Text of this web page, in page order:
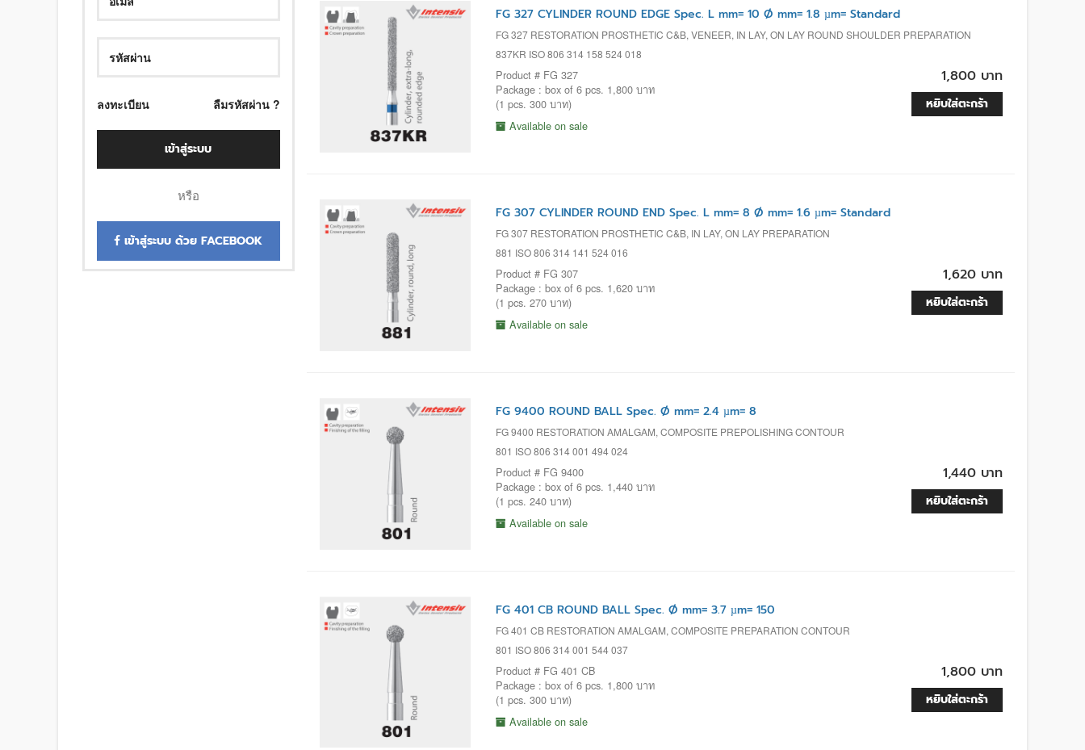
ลงทะเบียน ลืมรหัสผ่าน ?
เข้าสู่ระบบ
หรือ
เข้าสู่ระบบ ด้วย FACEBOOK
FG 327 CYLINDER ROUND EDGE Spec. L mm= 10 Ø mm= 1.8 µm= Standard
FG 327 RESTORATION PROSTHETIC C&B, VENEER, IN LAY, ON LAY ROUND SHOULDER PREPARATION
837KR ISO 806 314 158 524 018
Product # FG 327
Package : box of 6 pcs. 1,800 บาท
(1 pcs. 300 บาท)
Available on sale
1,800 บาท
หยิบใส่ตะกร้า
FG 307 CYLINDER ROUND END Spec. L mm= 8 Ø mm= 1.6 µm= Standard
FG 307 RESTORATION PROSTHETIC C&B, IN LAY, ON LAY PREPARATION
881 ISO 806 314 141 524 016
Product # FG 307
Package : box of 6 pcs. 1,620 บาท
(1 pcs. 270 บาท)
Available on sale
1,620 บาท
หยิบใส่ตะกร้า
FG 9400 ROUND BALL Spec. Ø mm= 2.4 µm= 8
FG 9400 RESTORATION AMALGAM, COMPOSITE PREPOLISHING CONTOUR
801 ISO 806 314 001 494 024
Product # FG 9400
Package : box of 6 pcs. 1,440 บาท
(1 pcs. 240 บาท)
Available on sale
1,440 บาท
หยิบใส่ตะกร้า
FG 401 CB ROUND BALL Spec. Ø mm= 3.7 µm= 150
FG 401 CB RESTORATION AMALGAM, COMPOSITE PREPARATION CONTOUR
801 ISO 806 314 001 544 037
Product # FG 401 CB
Package : box of 6 pcs. 1,800 บาท
(1 pcs. 300 บาท)
Available on sale
1,800 บาท
หยิบใส่ตะกร้า